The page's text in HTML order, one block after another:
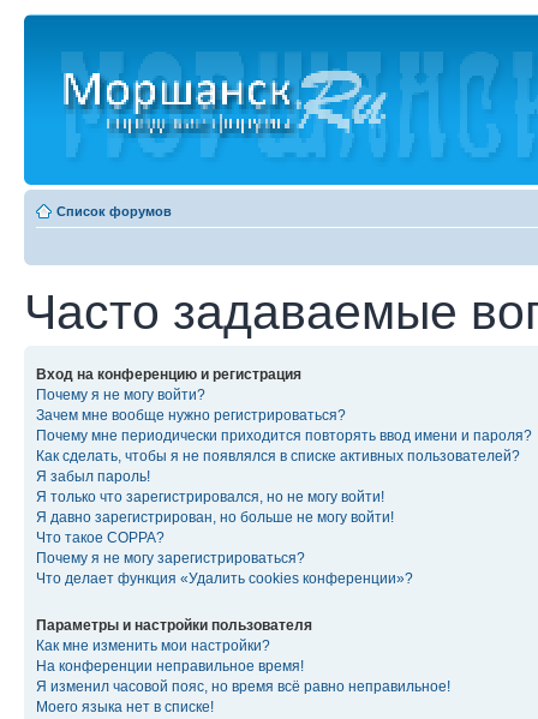
Список форумов
Часто задаваемые
Вход на конференцию и регистрация
Почему я не могу войти?
Зачем мне вообще нужно регистрироваться?
Почему мне периодически приходится повторять ввод имени и пароля?
Как сделать, чтобы я не появлялся в списке активных пользователей?
Я забыл пароль!
Я только что зарегистрировался, но не могу войти!
Я давно зарегистрирован, но больше не могу войти!
Что такое COPPA?
Почему я не могу зарегистрироваться?
Что делает функция «Удалить cookies конференции»?
Параметры и настройки пользователя
Как мне изменить мои настройки?
На конференции неправильное время!
Я изменил часовой пояс, но время всё равно неправильное!
Моего языка нет в списке!